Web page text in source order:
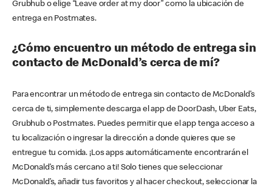
Grubhub o elige “Leave order at my door” como la ubicación de
entrega en Postmates.
¿Cómo encuentro un método de entrega sin
contacto de McDonald’s cerca de mí?
Para encontrar un método de entrega sin contacto de McDonald’s
cerca de ti, simplemente descarga el app de DoorDash, Uber Eats,
Grubhub o Postmates. Puedes permitir que el app tenga acceso a
tu localización o ingresar la dirección a donde quieres que se
entregue tu comida. ¡Los apps automáticamente encontrarán el
McDonald’s más cercano a ti! Solo tienes que seleccionar
McDonald’s, añadir tus favoritos y al hacer checkout, seleccionar la